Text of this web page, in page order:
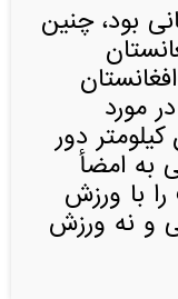
بود، چنین
مورد
دور
به امضأ
با ورزش
و نه ورزش